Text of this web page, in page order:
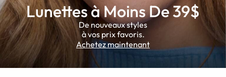
Lunettes à Moins De 39$
De nouveaux styles
à vos prix favoris.
Achetez maintenant